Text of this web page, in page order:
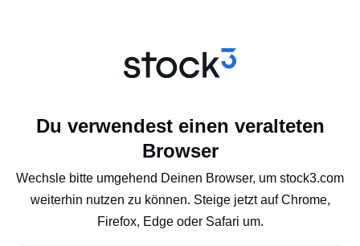
Du verwendest einen veralteten
Browser
Wechsle bitte umgehend Deinen Browser, um stock3.com
weiterhin nutzen zu können. Steige jetzt auf Chrome,
Firefox, Edge oder Safari um.